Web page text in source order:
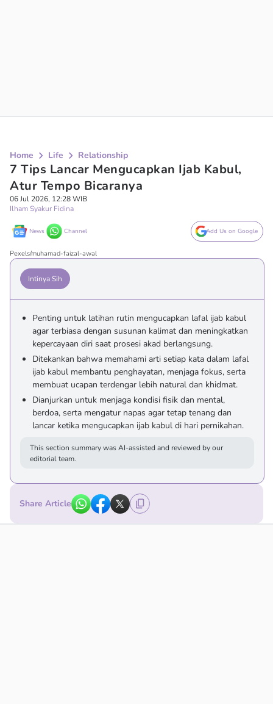
Home Life Relationship
7 Tips Lancar Mengucapkan Ijab Kabul,
Atur Tempo Bicaranya
06 Jul 2026, 12:28 WIB
Ilham Syakur Fidina
News Channel Add Us on Google
Pexels/muhamad-faizal-awal
Intinya Sih
Penting untuk latihan rutin mengucapkan lafal ijab kabul
agar terbiasa dengan susunan kalimat dan meningkatkan
kepercayaan diri saat prosesi akad berlangsung.
Ditekankan bahwa memahami arti setiap kata dalam lafal
ijab kabul membantu penghayatan, menjaga fokus, serta
membuat ucapan terdengar lebih natural dan khidmat.
Dianjurkan untuk menjaga kondisi fisik dan mental,
berdoa, serta mengatur napas agar tetap tenang dan
lancar ketika mengucapkan ijab kabul di hari pernikahan.
This section summary was AI-assisted and reviewed by our
editorial team.
Share Article